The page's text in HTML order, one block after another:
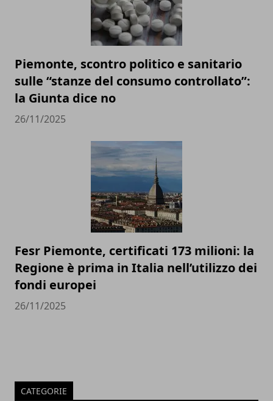
Piemonte, scontro politico e sanitario
sulle “stanze del consumo controllato”:
la Giunta dice no
26/11/2025
Fesr Piemonte, certificati 173 milioni: la
Regione è prima in Italia nell’utilizzo dei
fondi europei
26/11/2025
CATEGORIE